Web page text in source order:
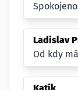
Ladislav
Od kdy